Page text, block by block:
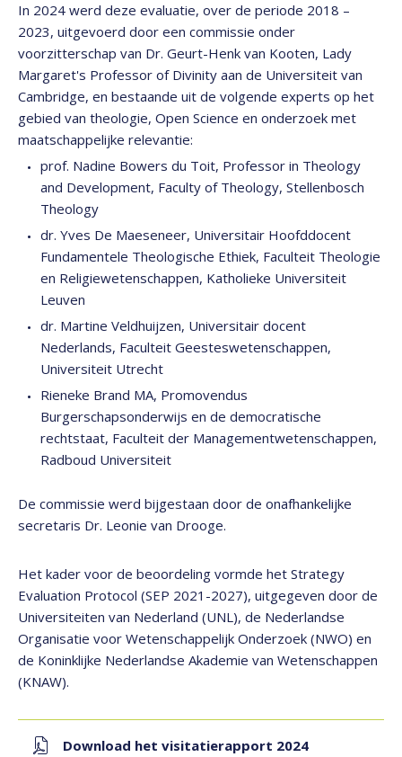
In 2024 werd deze evaluatie, over de periode 2018 –
2023, uitgevoerd door een commissie onder
voorzitterschap van Dr. Geurt-Henk van Kooten, Lady
Margaret's Professor of Divinity aan de Universiteit van
Cambridge, en bestaande uit de volgende experts op het
gebied van theologie, Open Science en onderzoek met
maatschappelijke relevantie:
prof. Nadine Bowers du Toit, Professor in Theology
and Development, Faculty of Theology, Stellenbosch
Theology
dr. Yves De Maeseneer, Universitair Hoofddocent
Fundamentele Theologische Ethiek, Faculteit Theologie
en Religiewetenschappen, Katholieke Universiteit
Leuven
dr. Martine Veldhuijzen, Universitair docent
Nederlands, Faculteit Geesteswetenschappen,
Universiteit Utrecht
Rieneke Brand MA, Promovendus
Burgerschapsonderwijs en de democratische
rechtstaat, Faculteit der Managementwetenschappen,
Radboud Universiteit
De commissie werd bijgestaan door de onafhankelijke
secretaris Dr. Leonie van Drooge.
Het kader voor de beoordeling vormde het Strategy
Evaluation Protocol (SEP 2021-2027), uitgegeven door de
Universiteiten van Nederland (UNL), de Nederlandse
Organisatie voor Wetenschappelijk Onderzoek (NWO) en
de Koninklijke Nederlandse Akademie van Wetenschappen
(KNAW).
Download het visitatierapport 2024